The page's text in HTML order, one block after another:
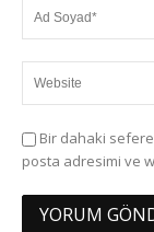
Bir dahaki sefere
posta adresimi ve